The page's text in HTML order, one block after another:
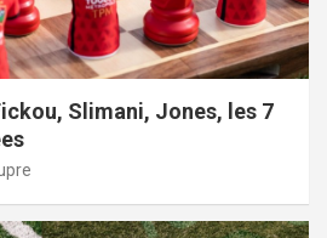
Slimani, Jones, les 7